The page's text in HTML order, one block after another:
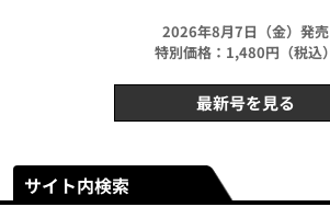
2026年8月7日（金）発売
特別価格：1,480円（税込）
最新号を見る
サイト内検索